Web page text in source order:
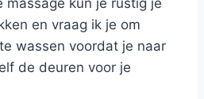
massage kun je rustig je
en vraag ik je om
wassen voordat je naar
de deuren voor je